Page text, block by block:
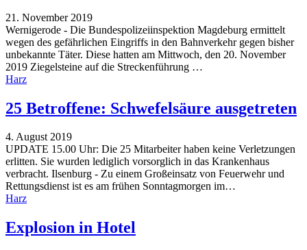
21. November 2019
Wernigerode - Die Bundespolizeiinspektion Magdeburg ermittelt
wegen des gefährlichen Eingriffs in den Bahnverkehr gegen bisher
unbekannte Täter. Diese hatten am Mittwoch, den 20. November
2019 Ziegelsteine auf die Streckenführung …
Harz
25 Betroffene: Schwefelsäure ausgetreten
4. August 2019
UPDATE 15.00 Uhr: Die 25 Mitarbeiter haben keine Verletzungen
erlitten. Sie wurden lediglich vorsorglich in das Krankenhaus
verbracht. Ilsenburg - Zu einem Großeinsatz von Feuerwehr und
Rettungsdienst ist es am frühen Sonntagmorgen im…
Harz
Explosion in Hotel